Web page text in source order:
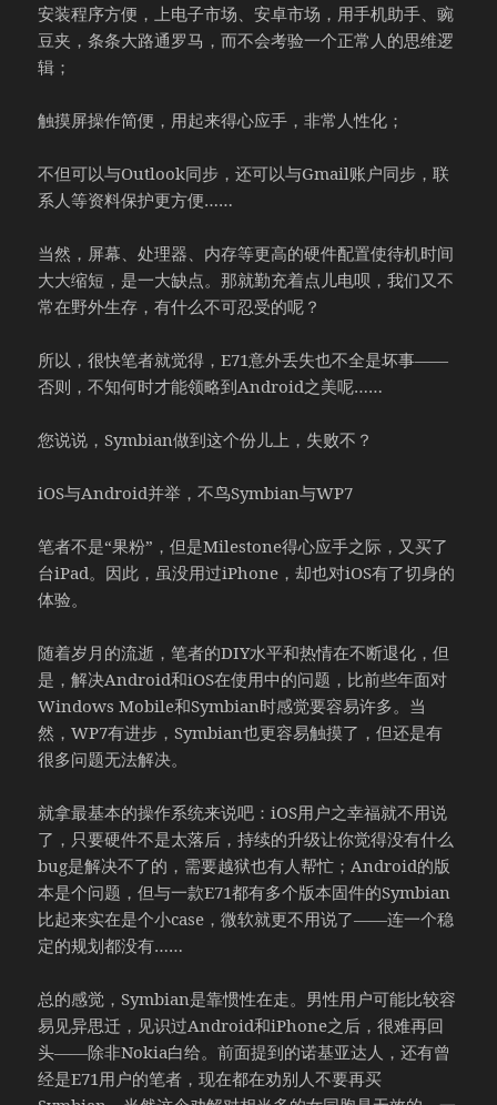
安装程序方便，上电子市场、安卓市场，用手机助手、豌
豆夹，条条大路通罗马，而不会考验一个正常人的思维逻
辑；
触摸屏操作简便，用起来得心应手，非常人性化；
不但可以与Outlook同步，还可以与Gmail账户同步，联
系人等资料保护更方便……
当然，屏幕、处理器、内存等更高的硬件配置使待机时间
大大缩短，是一大缺点。那就勤充着点儿电呗，我们又不
常在野外生存，有什么不可忍受的呢？
所以，很快笔者就觉得，E71意外丢失也不全是坏事——
否则，不知何时才能领略到Android之美呢……
您说说，Symbian做到这个份儿上，失败不？
iOS与Android并举，不鸟Symbian与WP7
笔者不是“果粉”，但是Milestone得心应手之际，又买了
台iPad。因此，虽没用过iPhone，却也对iOS有了切身的
体验。
随着岁月的流逝，笔者的DIY水平和热情在不断退化，但
是，解决Android和iOS在使用中的问题，比前些年面对
Windows Mobile和Symbian时感觉要容易许多。当
然，WP7有进步，Symbian也更容易触摸了，但还是有
很多问题无法解决。
就拿最基本的操作系统来说吧：iOS用户之幸福就不用说
了，只要硬件不是太落后，持续的升级让你觉得没有什么
bug是解决不了的，需要越狱也有人帮忙；Android的版
本是个问题，但与一款E71都有多个版本固件的Symbian
比起来实在是个小case，微软就更不用说了——连一个稳
定的规划都没有……
总的感觉，Symbian是靠惯性在走。男性用户可能比较容
易见异思迁，见识过Android和iPhone之后，很难再回
头——除非Nokia白给。前面提到的诺基亚达人，还有曾
经是E71用户的笔者，现在都在劝别人不要再买